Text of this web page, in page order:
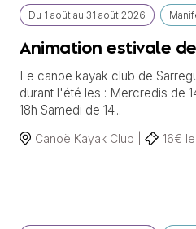
Du 1 août au 31 août 2026
Animation estivale
Le canoë kayak club de
durant l'été les : Mercredis de
18h Samedi de 14...
Canoë Kayak Club | 16€